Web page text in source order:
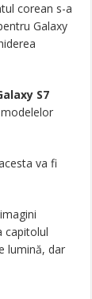
corean s-a
Galaxy
S7
va fi
capitolul
lumină, dar